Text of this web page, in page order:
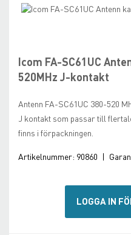
ÅTERFÖRSÄLJARE
LADDA NER
Icom FA-SC61UC
520MHz J-kontakt
Antenn FA-SC61UC 380-520
J kontakt som passar till
finns i förpackningen.
Artikelnummer: 90860 |
LOGGA IN
Skip
the
images
beginning
of
the
gallery